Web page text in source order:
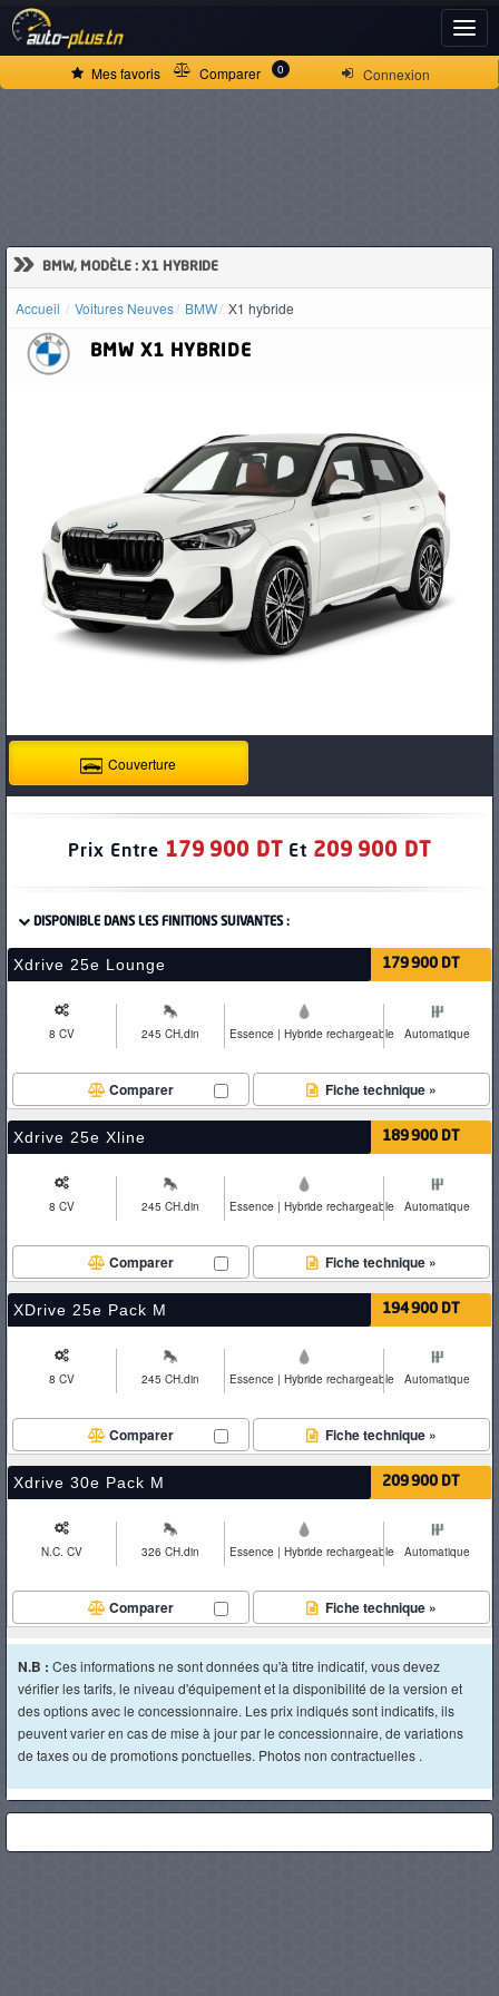
Connexion
Mes favoris Comparer 0
» BMW, MODÈLE : X1 HYBRIDE
Accueil Voitures Neuves BMW X1 hybride
BMW X1 HYBRIDE
Couverture
Prix Entre 179 900 DT Et 209 900 DT
DISPONIBLE DANS LES FINITIONS SUIVANTES :
Xdrive 25e Lounge 179 900 DT
8 CV 245 CH.din Essence | Hybride rechargeable Automatique
Fiche technique »
Comparer
Xdrive 25e Xline 189 900 DT
8 CV 245 CH.din Essence | Hybride rechargeable Automatique
Fiche technique »
Comparer
XDrive 25e Pack M 194 900 DT
8 CV 245 CH.din Essence | Hybride rechargeable Automatique
Fiche technique »
Comparer
Xdrive 30e Pack M 209 900 DT
N.C. CV 326 CH.din Essence | Hybride rechargeable Automatique
Fiche technique »
Comparer
N.B : Ces informations ne sont données qu'à titre indicatif, vous devez
vérifier les tarifs, le niveau d'équipement et la disponibilité de la version et
des options avec le concessionnaire. Les prix indiqués sont indicatifs, ils
peuvent varier en cas de mise à jour par le concessionnaire, de variations
de taxes ou de promotions ponctuelles. Photos non contractuelles .
ACCUEIL
D'OCCASION
PNEUS